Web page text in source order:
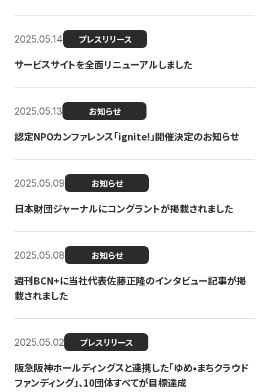
2025.05.14 プレスリリース
サービスサイトを全面リニューアルしました
2025.05.13 お知らせ
認定NPOカンファレンス「ignite!」開催決定のお知らせ
2025.05.09 お知らせ
日本財団ジャーナルにコングラントが掲載されました
2025.05.08 お知らせ
週刊BCN+に当社代表佐藤正隆のインタビュー記事が掲
載されました
2025.05.02 プレスリリース
阪急阪神ホールディングスと連携した「ゆめ•まちクラウド
ファンディング」、10団体すべてが目標達成